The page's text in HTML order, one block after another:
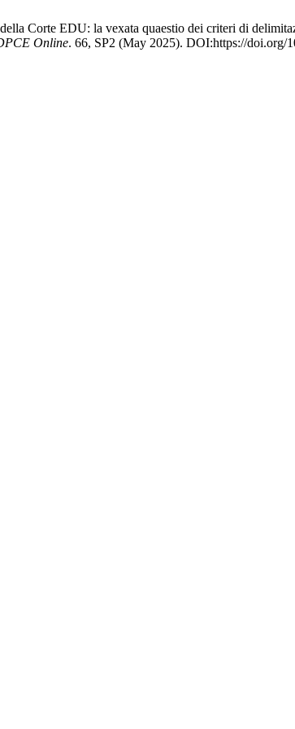
Corte EDU: la vexata quaestio dei criteri di
Online. 66, SP2 (May 2025). DOI:https://doi.org/